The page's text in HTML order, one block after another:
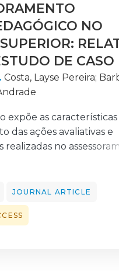
NO
DE CASO
Costa, Layse Pereira;
expõe as características
das ações avaliativas e
no
de uma estudante
ao Estudante
Dislexia. O atendimento
online, em sessões
JOURNAL ARTICLE